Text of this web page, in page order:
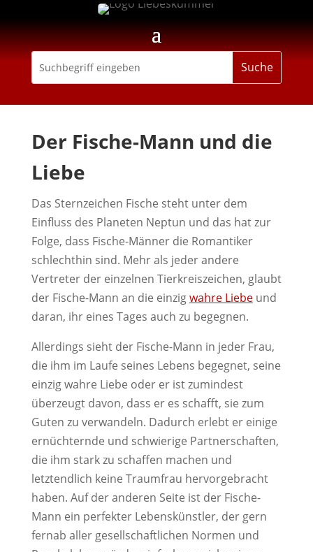
Der Fische-Mann und die
Liebe
Das Sternzeichen Fische steht unter dem
Einfluss des Planeten Neptun und das hat zur
Folge, dass Fische-Männer die Romantiker
schlechthin sind. Mehr als jeder andere
Vertreter der einzelnen Tierkreiszeichen, glaubt
der Fische-Mann an die einzigwahre Liebeund
daran, ihr eines Tages auch zu begegnen.
Allerdings sieht der Fische-Mann in jeder Frau,
die ihm im Laufe seines Lebens begegnet, seine
einzig wahre Liebe oder er ist zumindest
überzeugt davon, dass er es schafft, sie zum
Guten zu verwandeln. Dadurch erlebt er einige
ernüchternde und schwierige Partnerschaften,
die ihm stark zu schaffen machen und
letztendlich keine Traumfrau hervorgebracht
haben. Auf der anderen Seite ist der Fische-
Mann ein perfekter Lebenskünstler, der gern
fernab aller gesellschaftlichen Normen und